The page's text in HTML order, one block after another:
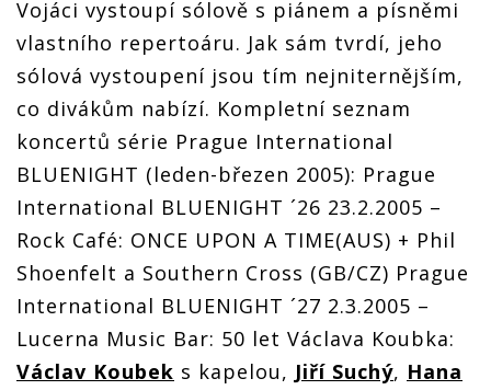
Vojáci vystoupí sólově s piánem a písněmi
vlastního repertoáru. Jak sám tvrdí, jeho
sólová vystoupení jsou tím nejniternějším,
co divákům nabízí. Kompletní seznam
koncertů série Prague International
BLUENIGHT (leden-březen 2005): Prague
International BLUENIGHT ´26 23.2.2005 –
Rock Café: ONCE UPON A TIME(AUS) + Phil
Shoenfelt a Southern Cross (GB/CZ) Prague
International BLUENIGHT ´27 2.3.2005 –
Lucerna Music Bar: 50 let Václava Koubka:
Václav Koubek s kapelou, Jiří Suchý, Hana